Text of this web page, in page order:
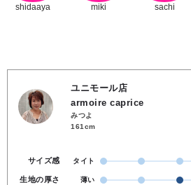
ユニモール店
armoire caprice
みつよ
161cm
サイズ感 タイト
生地の厚さ 薄い